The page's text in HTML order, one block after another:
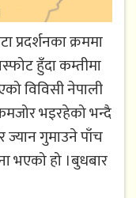
प्रदर्शनका क्रममा
हुँदा कम्तीमा
विविसी नेपाली
भइरहेको भन्दै
ज्यान गुमाउने पाँच
भएको हो ।बुधबार